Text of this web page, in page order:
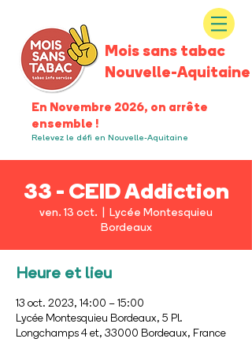
Mois sans tabac
Nouvelle-Aquitaine
En Novembre 2026, on arrête
ensemble !
Relevez le défi en Nouvelle-Aquitaine
33 - CEID Addiction
ven. 13 oct.
  |
Lycée Montesquieu
Bordeaux
Heure et lieu
13 oct. 2023, 14:00 – 15:00
Lycée Montesquieu Bordeaux, 5 Pl.
Longchamps 4 et, 33000 Bordeaux, France